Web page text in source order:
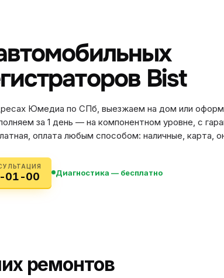
техника
Газовая плита
Велотренажер
Холодильная
камера
котел
Bist
Юмедиа по СПб, выезжаем на дом или
за 1 день — на компонентном уровне, с
оплата любым способом: наличные, карта,
01-00 Диагностика — бесплатно
ремонтов